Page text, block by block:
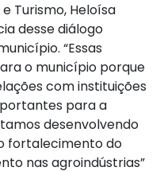
Turismo, Heloísa
desse diálogo
“Essas
o município porque
com instituições
para a
desenvolvendo
fortalecimento do
nas agroindústrias”